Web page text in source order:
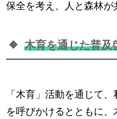
保全を考え、人と森林
木育を通じた普及
「木育」活動を通じて
を呼びかけるとともに